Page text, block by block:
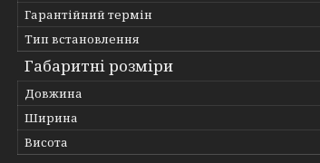
Гарантійний термін
Тип встановлення
Габаритні розміри
Довжина
Ширина
Висота